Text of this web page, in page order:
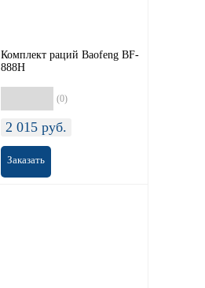
Комплект раций Baofeng BF-
888H
(0)
2 015руб.
Заказать